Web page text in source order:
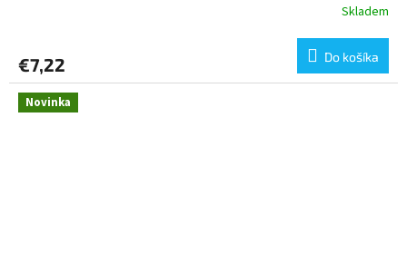
Skladem
€7,22 Do košíka
Novinka